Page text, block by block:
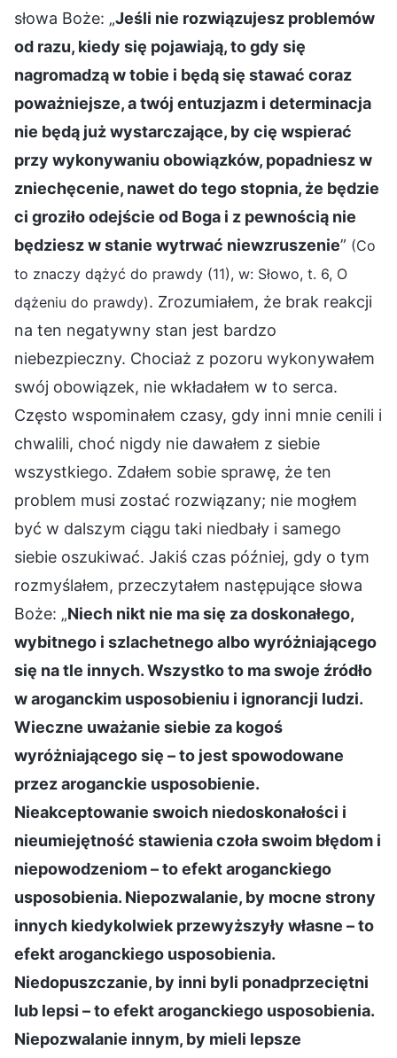
słowa Boże: „Jeśli nie rozwiązujesz problemów
od razu, kiedy się pojawiają, to gdy się
nagromadzą w tobie i będą się stawać coraz
poważniejsze, a twój entuzjazm i determinacja
nie będą już wystarczające, by cię wspierać
przy wykonywaniu obowiązków, popadniesz w
zniechęcenie, nawet do tego stopnia, że będzie
ci groziło odejście od Boga i z pewnością nie
będziesz w stanie wytrwać niewzruszenie” (Co
to znaczy dążyć do prawdy (11), w: Słowo, t. 6, O
dążeniu do prawdy). Zrozumiałem, że brak reakcji
na ten negatywny stan jest bardzo
niebezpieczny. Chociaż z pozoru wykonywałem
swój obowiązek, nie wkładałem w to serca.
Często wspominałem czasy, gdy inni mnie cenili i
chwalili, choć nigdy nie dawałem z siebie
wszystkiego. Zdałem sobie sprawę, że ten
problem musi zostać rozwiązany; nie mogłem
być w dalszym ciągu taki niedbały i samego
siebie oszukiwać. Jakiś czas później, gdy o tym
rozmyślałem, przeczytałem następujące słowa
Boże: „Niech nikt nie ma się za doskonałego,
wybitnego i szlachetnego albo wyróżniającego
się na tle innych. Wszystko to ma swoje źródło
w aroganckim usposobieniu i ignorancji ludzi.
Wieczne uważanie siebie za kogoś
wyróżniającego się – to jest spowodowane
przez aroganckie usposobienie.
Nieakceptowanie swoich niedoskonałości i
nieumiejętność stawienia czoła swoim błędom i
niepowodzeniom – to efekt aroganckiego
usposobienia. Niepozwalanie, by mocne strony
innych kiedykolwiek przewyższyły własne – to
efekt aroganckiego usposobienia.
Niedopuszczanie, by inni byli ponadprzeciętni
lub lepsi – to efekt aroganckiego usposobienia.
Niepozwalanie innym, by mieli lepsze